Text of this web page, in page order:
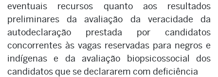
eventuais recursos quanto aos resultados
preliminares da avaliação da veracidade da
autodeclaração prestada por candidatos
concorrentes às vagas reservadas para negros e
indígenas e da avaliação biopsicossocial dos
candidatos que se declararem com deficiência